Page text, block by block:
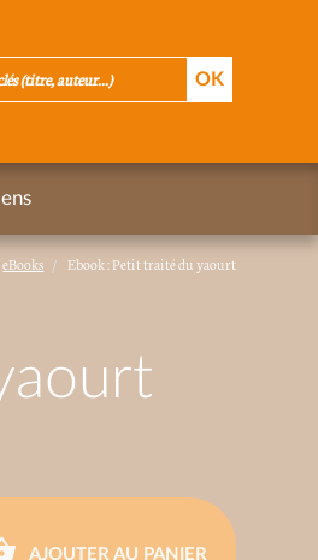
eBooks Ebook : Petit traité du yaourt
AJOUTER AU PANIER